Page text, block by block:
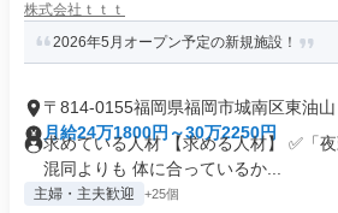
株式会社ｔｔｔ
2026年5月オープン予定の新規施設！
〒814-0155福岡県福岡市城南区東油山
月給24万1800円～30万2250円
求めている人材 【求める人材】 ✅「
混同よりも 体に合っているか...
主婦・主夫歓迎 +25個